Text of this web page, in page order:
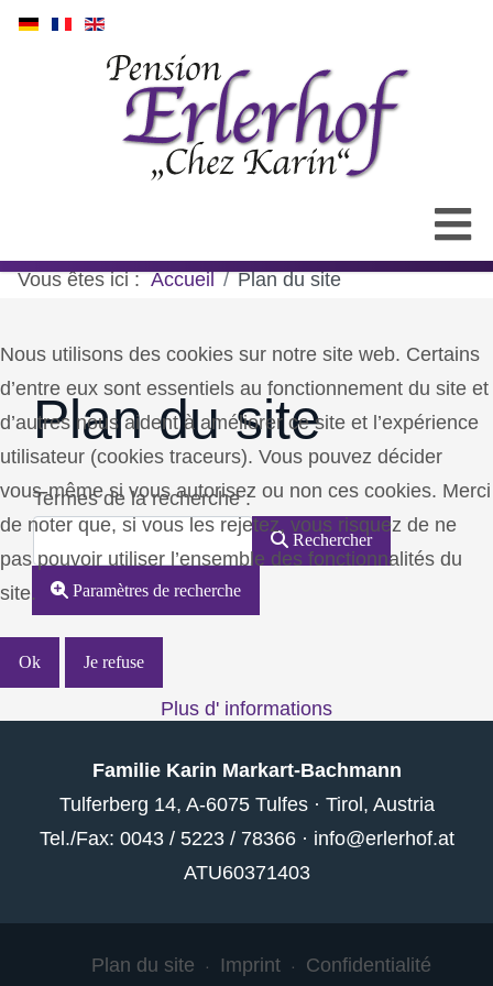
Vous êtes ici :Accueil Plan du site
Plan du site
Formulaire de recherche
Termes de la recherche :
Rechercher
Paramètres de recherche
Familie Karin Markart-Bachmann
Tulferberg 14, A-6075 Tulfes · Tirol, Austria
Tel./Fax: 0043 / 5223 / 78366 · info@erlerhof.at
ATU60371403
Plan du site Imprint Confidentialité
Nous utilisons des cookies sur notre site web. Certains
d’entre eux sont essentiels au fonctionnement du site et
d’autres nous aident à améliorer ce site et l’expérience
utilisateur (cookies traceurs). Vous pouvez décider
vous-même si vous autorisez ou non ces cookies. Merci
de noter que, si vous les rejetez, vous risquez de ne
pas pouvoir utiliser l’ensemble des fonctionnalités du
site.
Ok Je refuse
Plus d' informations